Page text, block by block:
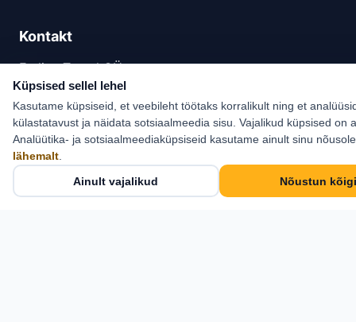
Kontakt
Estlive Travel OÜ
Cosius Pubi, II korrus
Pikk tn 21, Kose,
Harjumaa 75101
+372 6 555 800
Küpsised sellel lehel
Kasutame küpsiseid, et veebileht töötaks korralikult ning et
külastatavust ja näidata sotsiaalmeedia sisu. Vajalikud küpsised on
Analüütika- ja sotsiaalmeediaküpsiseid kasutame ainult sinu
lähemalt.
Ainult vajalikud Nõustun